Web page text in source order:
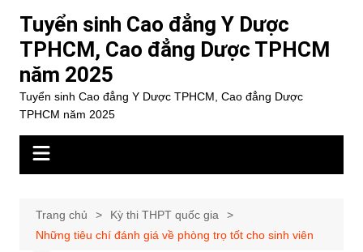
dung
Tuyển sinh Cao đẳng Y Dược
TPHCM, Cao đẳng Dược TPHCM
năm 2025
Tuyển sinh Cao đẳng Y Dược TPHCM, Cao đẳng Dược
TPHCM năm 2025
Trang chủ
Kỳ thi THPT quốc gia
Những tiêu chí đánh giá về phòng trọ tốt cho sinh viên